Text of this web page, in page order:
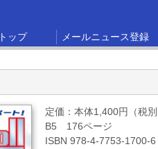
トップ メールニュース登録
定価：本体1,400円（税
B5 176ページ
ISBN 978-4-7753-1700-6